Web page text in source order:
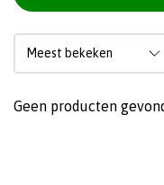
Geen producten